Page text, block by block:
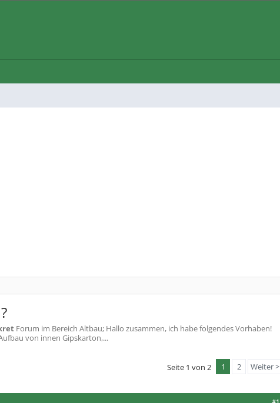
Forum im Bereich Altbau; Hallo zusammen, ich habe folgendes Vorhaben!
von innen Gipskarton,...
Seite 1 von 2 1 2 Weiter >